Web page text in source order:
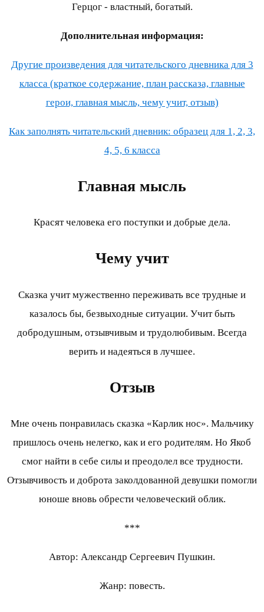
Герцог - властный, богатый.
Дополнительная информация:
Другие произведения для читательского дневника для 3
класса (краткое содержание, план рассказа, главные
герои, главная мысль, чему учит, отзыв)
Как заполнять читательский дневник: образец для 1, 2, 3,
4, 5, 6 класса
Главная мысль
Красят человека его поступки и добрые дела.
Чему учит
Сказка учит мужественно переживать все трудные и
казалось бы, безвыходные ситуации. Учит быть
добродушным, отзывчивым и трудолюбивым. Всегда
верить и надеяться в лучшее.
Отзыв
Мне очень понравилась сказка «Карлик нос». Мальчику
пришлось очень нелегко, как и его родителям. Но Якоб
смог найти в себе силы и преодолел все трудности.
Отзывчивость и доброта заколдованной девушки помогли
юноше вновь обрести человеческий облик.
***
Автор: Александр Сергеевич Пушкин.
Жанр: повесть.